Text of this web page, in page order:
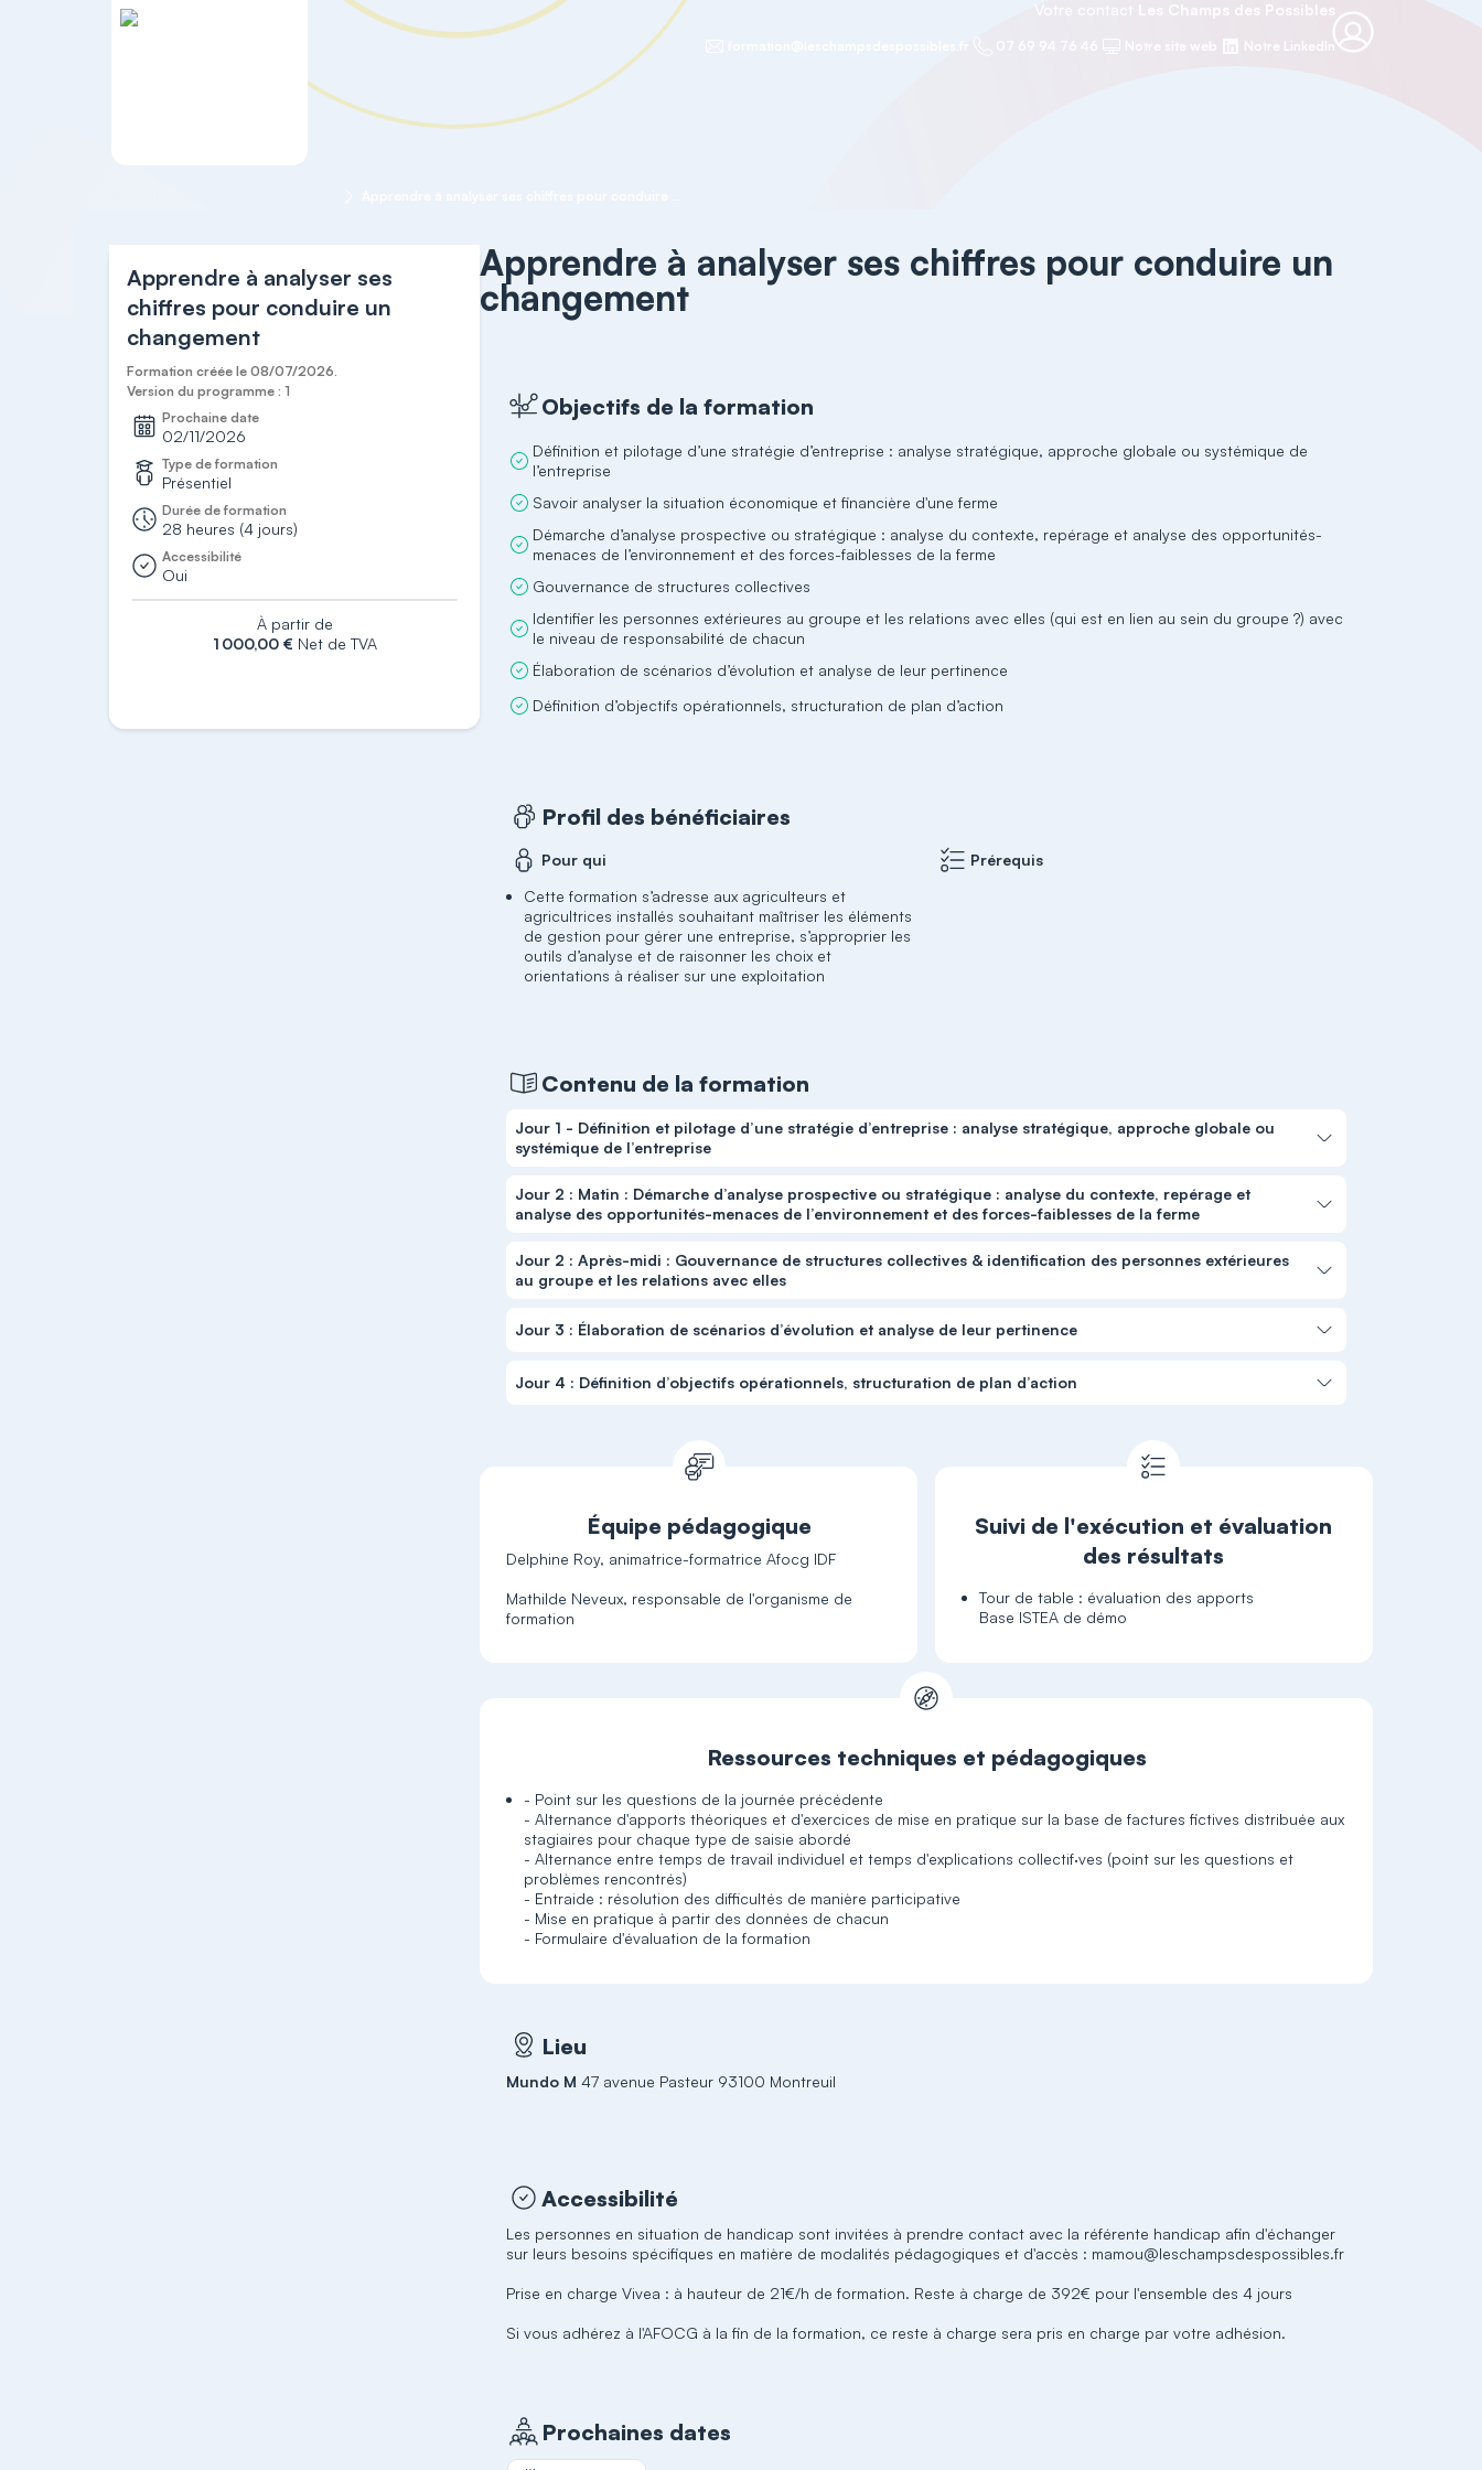
Les Champs des Possibles
Notre site web Notre LinkedIn
Apprendre à analyser ses
chiffres pour conduire un
changement
Formation créée le 08/07/2026.
Version du programme : 1
Prochaine date
02/11/2026
Type de formation
Présentiel
Durée de formation
28 heures (4 jours)
Accessibilité
Oui
À partir de
1 000,00 € Net de TVA
Apprendre à analyser ses chiffres pour conduire un
changement
Objectifs de la formation
Définition et pilotage d’une stratégie d’entreprise : analyse stratégique, approche globale ou systémique de
l’entreprise
Savoir analyser la situation économique et financière d'une ferme
Démarche d’analyse prospective ou stratégique : analyse du contexte, repérage et analyse des opportunités-
menaces de l’environnement et des forces-faiblesses de la ferme
Gouvernance de structures collectives
Identifier les personnes extérieures au groupe et les relations avec elles (qui est en lien au sein du groupe ?) avec
le niveau de responsabilité de chacun
Élaboration de scénarios d’évolution et analyse de leur pertinence
Définition d’objectifs opérationnels, structuration de plan d’action
Profil des bénéficiaires
Pour qui
Cette formation s’adresse aux agriculteurs et
agricultrices installés souhaitant maîtriser les éléments
de gestion pour gérer une entreprise, s’approprier les
outils d’analyse et de raisonner les choix et
orientations à réaliser sur une exploitation
Prérequis
Contenu de la formation
Jour 1 - Définition et pilotage d’une stratégie d’entreprise : analyse stratégique, approche globale ou
systémique de l’entreprise
Jour 2 : Matin : Démarche d’analyse prospective ou stratégique : analyse du contexte, repérage et
analyse des opportunités-menaces de l’environnement et des forces-faiblesses de la ferme
Jour 2 : Après-midi : Gouvernance de structures collectives & identification des personnes extérieures
au groupe et les relations avec elles
Jour 3 : Élaboration de scénarios d’évolution et analyse de leur pertinence
Jour 4 : Définition d’objectifs opérationnels, structuration de plan d’action
Équipe pédagogique
Delphine Roy, animatrice-formatrice Afocg IDF
Mathilde Neveux, responsable de l'organisme de
Suivi de l'exécution et évaluation
des résultats
Tour de table : évaluation des apports
Base ISTEA de démo
Ressources techniques et pédagogiques
- Point sur les questions de la journée précédente
- Alternance d'apports théoriques et d'exercices de mise en pratique sur la base de factures fictives distribuée aux
stagiaires pour chaque type de saisie abordé
- Alternance entre temps de travail individuel et temps d'explications collectif·ves (point sur les questions et
problèmes rencontrés)
- Entraide : résolution des difficultés de manière participative
- Mise en pratique à partir des données de chacun
- Formulaire d'évaluation de la formation
Lieu
Mundo M47 avenue Pasteur 93100 Montreuil
Accessibilité
Les personnes en situation de handicap sont invitées à prendre contact avec la référente handicap afin d'échanger
sur leurs besoins spécifiques en matière de modalités pédagogiques et d'accès : mamou@leschampsdespossibles.fr
Prise en charge Vivea : à hauteur de 21€/h de formation. Reste à charge de 392€ pour l'ensemble des 4 jours
Si vous adhérez à l'AFOCG à la fin de la formation, ce reste à charge sera pris en charge par votre adhésion.
Prochaines dates